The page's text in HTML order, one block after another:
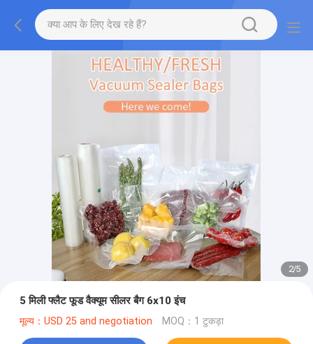
2/5
5 मिली फ्लैट फूड वैक्यूम सीलर बैग 6x10 इंच
मूल्य：USD 25 and negotiation MOQ：1 टुकड़ा